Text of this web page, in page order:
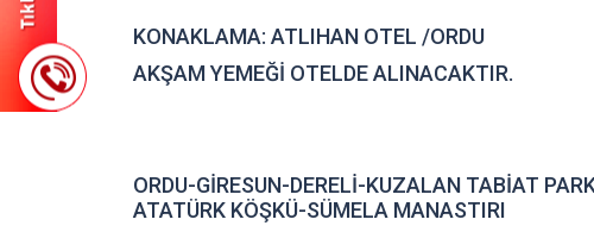
KONAKLAMA: ATLIHAN OTEL /ORDU
AKŞAM YEMEĞİ OTELDE ALINACAKTIR.
ORDU-GİRESUN-DERELİ-KUZALAN TABİAT
ATATÜRK KÖŞKÜ-SÜMELA MANASTIRI